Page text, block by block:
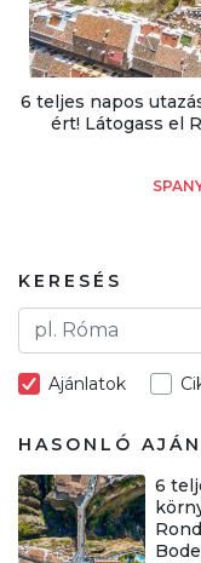
6 teljes napos
ért! Látogass el
KERESÉS
Ajánlatok
HASONLÓ
6